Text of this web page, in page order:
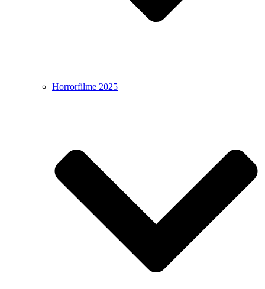
Horrorfilme 2025